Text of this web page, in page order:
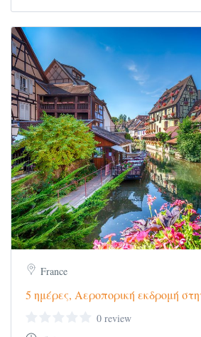
μαζί τους και την
τον δεύτερο γονέα
αστυνομικό τμήμα της
ΚΕΠ
Η συμμετοχή σε
αναφερόμενα ταξίδια,
και ανεπιφύλακτη
Όρων Συμμετοχής, όπως
site μαςhttps://
France
5 ημέρες, Αεροπορική εκδρομή
0 review